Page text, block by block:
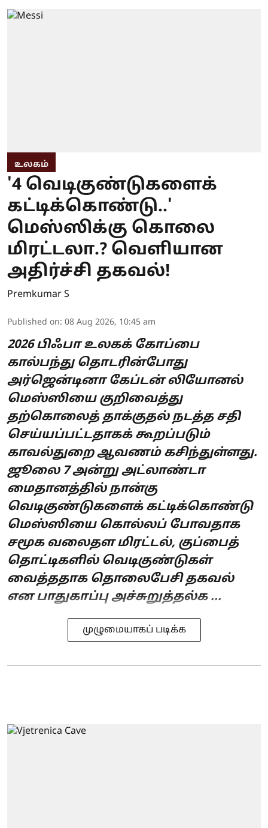
உலகம்
'4 வெடிகுண்டுகளைக்
கட்டிக்கொண்டு..'
மெஸ்ஸிக்கு கொலை
மிரட்டலா.? வெளியான
அதிர்ச்சி தகவல்!
Premkumar S
Published on: 08 Aug 2026, 10:45 am
2026 பிஃபா உலகக் கோப்பை
கால்பந்து தொடரின்போது
அர்ஜென்டினா கேப்டன் லியோனல்
மெஸ்ஸியை குறிவைத்து
தற்கொலைத் தாக்குதல் நடத்த சதி
செய்யப்பட்டதாகக் கூறப்படும்
காவல்துறை ஆவணம் கசிந்துள்ளது.
ஜூலை 7 அன்று அட்லாண்டா
மைதானத்தில் நான்கு
வெடிகுண்டுகளைக் கட்டிக்கொண்டு
மெஸ்ஸியை கொல்லப் போவதாக
சமூக வலைதள மிரட்டல், குப்பைத்
தொட்டிகளில் வெடிகுண்டுகள்
வைத்ததாக தொலைபேசி தகவல்
என பாதுகாப்பு அச்சுறுத்தல்க ...
முழுமையாகப் படிக்க